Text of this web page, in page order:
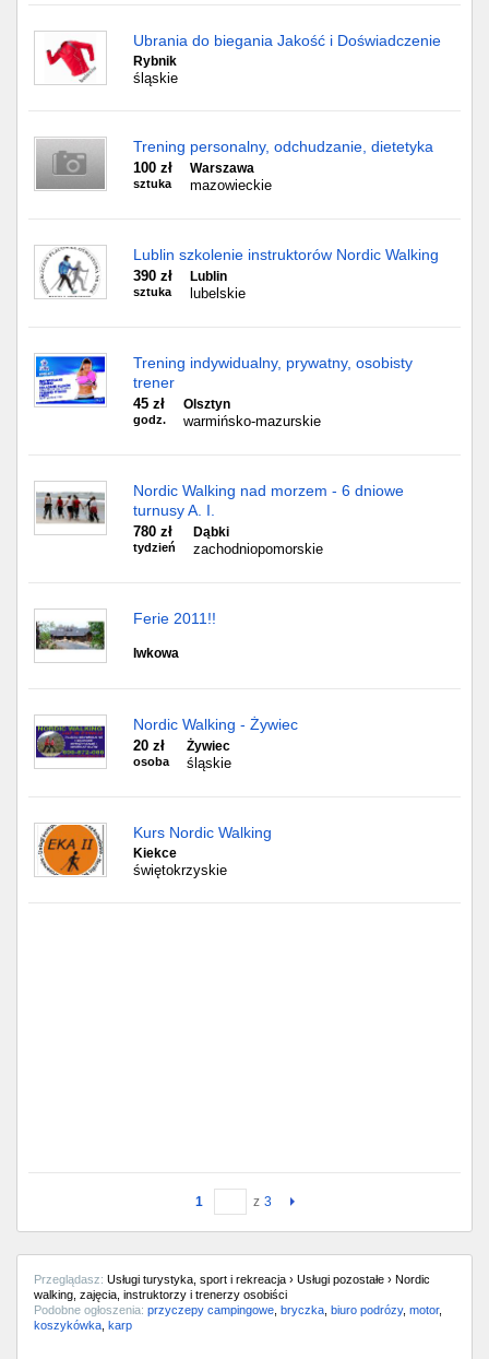
Ubrania do biegania Jakość i Doświadczenie
Rybnik
śląskie
Trening personalny, odchudzanie, dietetyka
100 zł
sztuka
Warszawa
mazowieckie
Lublin szkolenie instruktorów Nordic Walking
390 zł
sztuka
Lublin
lubelskie
Trening indywidualny, prywatny, osobisty
trener
45 zł
godz.
Olsztyn
warmińsko-mazurskie
Nordic Walking nad morzem - 6 dniowe
turnusy A. I.
780 zł
tydzień
Dąbki
zachodniopomorskie
Ferie 2011!!
Iwkowa
Nordic Walking - Żywiec
20 zł
osoba
Żywiec
śląskie
Kurs Nordic Walking
Kiekce
świętokrzyskie
1 z 3
Przeglądasz: Usługi turystyka, sport i rekreacja › Usługi pozostałe › Nordic
walking, zajęcia, instruktorzy i trenerzy osobiści
Podobne ogłoszenia: przyczepy campingowe bryczka biuro podrózy, motor,
koszykówka karp